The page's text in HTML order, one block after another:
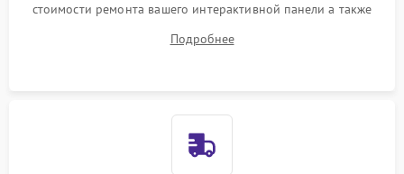
стоимости ремонта вашего интерактивной панели а также
Подробнее